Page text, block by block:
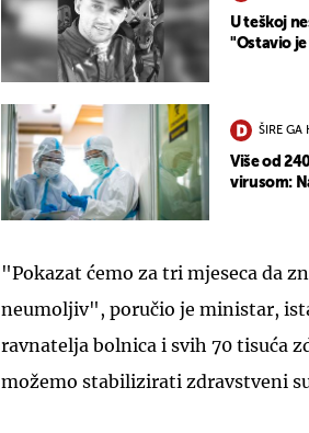
U teškoj
"Ostavio
ŠIRE GA
Više od
virusom:
"Pokazat ćemo za tri mjeseca da
neumoljiv", poručio je ministar,
ravnatelja bolnica i svih 70 tisuća
možemo stabilizirati zdravstveni